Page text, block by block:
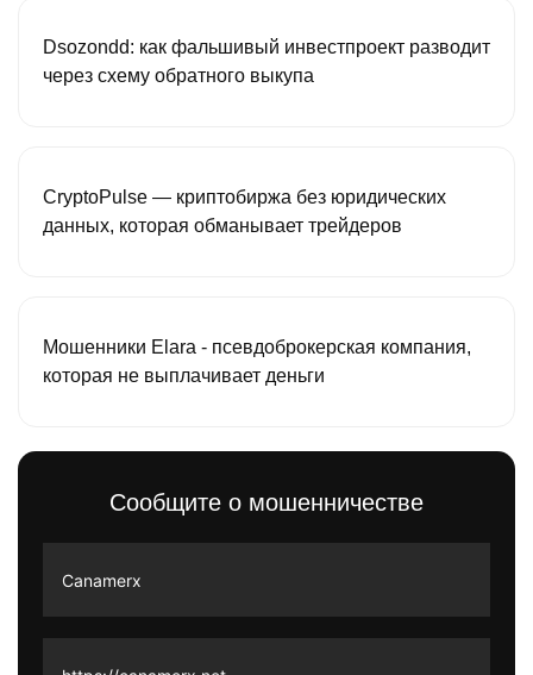
Dsozondd: как фальшивый инвестпроект разводит
через схему обратного выкупа
CryptoPulse — криптобиржа без юридических
данных, которая обманывает трейдеров
Мошенники Elara - псевдоброкерская компания,
которая не выплачивает деньги
Сообщите о мошенничестве